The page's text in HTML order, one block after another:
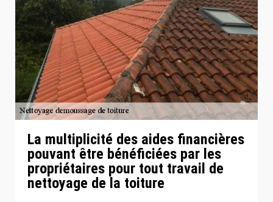
La multiplicité des aides financières
pouvant être bénéficiées par les
propriétaires pour tout travail de
nettoyage de la toiture